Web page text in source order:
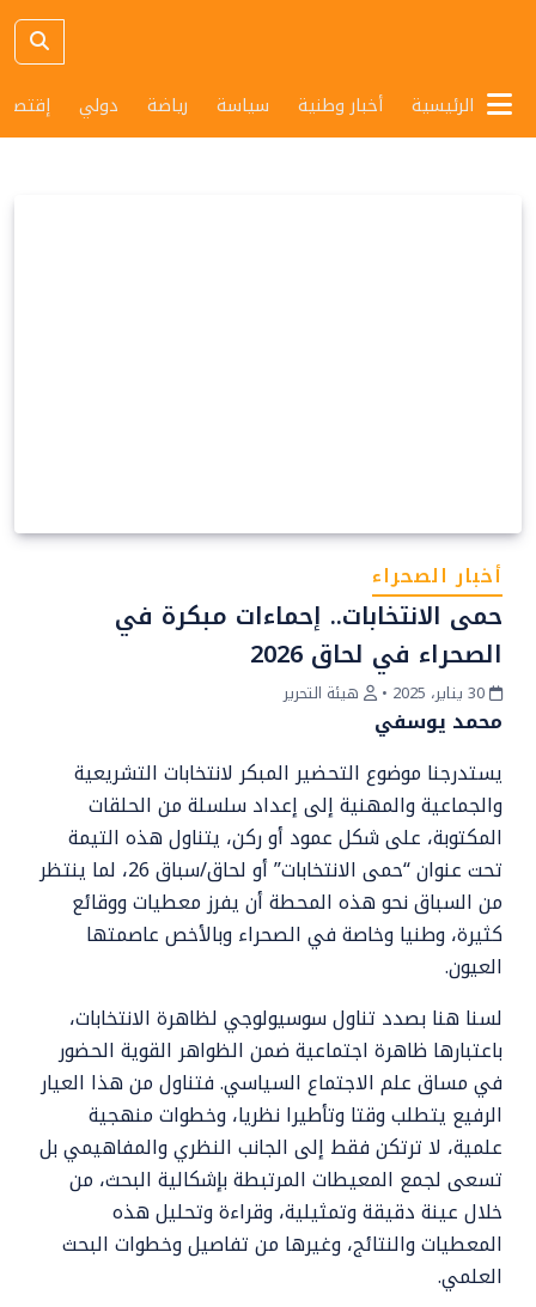
الرئيسية أخبار وطنية سياسة رياضة دولي
أخبار الصحراء
حمى الانتخابات.. إحماءات مبكرة في
الصحراء في لحاق 2026
• هيئة التحرير
محمد يوسفي
يستدرجنا موضوع التحضير المبكر لانتخابات التشريعية
والجماعية والمهنية إلى إعداد سلسلة من الحلقات
المكتوبة، على شكل عمود أو ركن، يتناول هذه التيمة
تحت عنوان “حمى الانتخابات” أو لحاق/سباق 26، لما ينتظر
من السباق نحو هذه المحطة أن يفرز معطيات ووقائع
كثيرة، وطنيا وخاصة في الصحراء وبالأخص عاصمتها
العيون.
لسنا هنا بصدد تناول سوسيولوجي لظاهرة الانتخابات،
باعتبارها ظاهرة اجتماعية ضمن الظواهر القوية الحضور
في مساق علم الاجتماع السياسي. فتناول من هذا العيار
الرفيع يتطلب وقتا وتأطيرا نظريا، وخطوات منهجية
علمية، لا ترتكن فقط إلى الجانب النظري والمفاهيمي بل
تسعى لجمع المعيطات المرتبطة بإشكالية البحث، من
خلال عينة دقيقة وتمثيلية، وقراءة وتحليل هذه
المعطيات والنتائج، وغيرها من تفاصيل وخطوات البحث
العلمي.